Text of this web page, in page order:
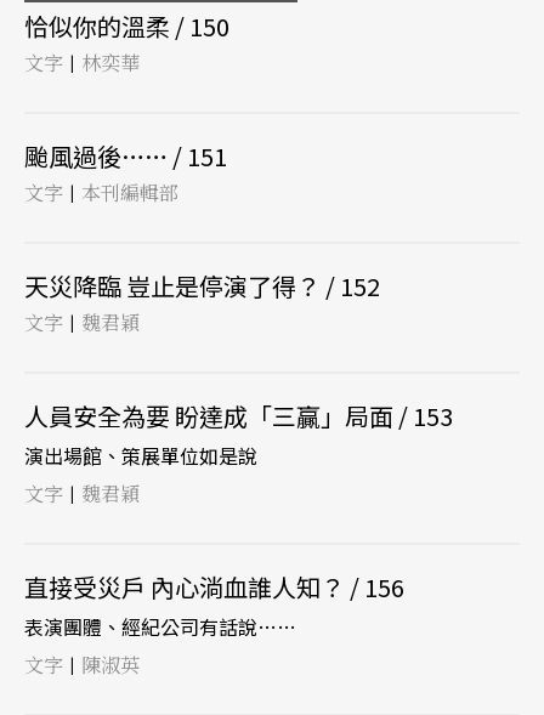
恰似你的溫柔 / 150
文字 | 林奕華
颱風過後…… / 151
文字 | 本刊編輯部
天災降臨 豈止是停演了得？ / 152
文字 | 魏君穎
人員安全為要 盼達成「三贏」局面 / 153
演出場館、策展單位如是說
文字 | 魏君穎
直接受災戶 內心淌血誰人知？ / 156
表演團體、經紀公司有話說……
文字 | 陳淑英